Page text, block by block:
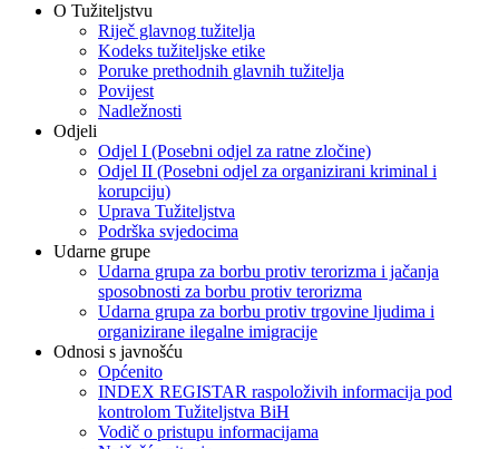
O Tužiteljstvu
Riječ glavnog tužitelja
Kodeks tužiteljske etike
Poruke prethodnih glavnih tužitelja
Povijest
Nadležnosti
Odjeli
Odjel I (Posebni odjel za ratne zločine)
Odjel II (Posebni odjel za organizirani kriminal i
korupciju)
Uprava Tužiteljstva
Podrška svjedocima
Udarne grupe
Udarna grupa za borbu protiv terorizma i jačanja
sposobnosti za borbu protiv terorizma
Udarna grupa za borbu protiv trgovine ljudima i
organizirane ilegalne imigracije
Odnosi s javnošću
Općenito
INDEX REGISTAR raspoloživih informacija pod
kontrolom Tužiteljstva BiH
Vodič o pristupu informacijama